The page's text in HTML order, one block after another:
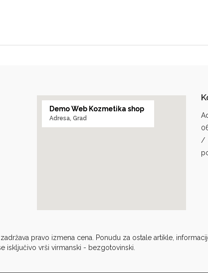
Demo Web Kozmetika shop
Adresa, Grad
/
pravo izmena cena. Ponudu za ostale artikle,
isključivo vrši virmanski - bezgotovinski.